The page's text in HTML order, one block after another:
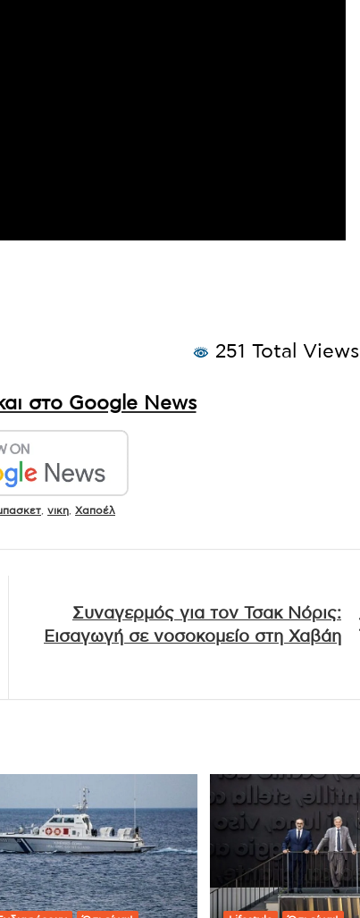
251 Total Views
στο Google News
νικη Χαποέλ
Συναγερμός για τον Τσακ Νόρις:
Εισαγωγή σε νοσοκομείο στη Χαβάη